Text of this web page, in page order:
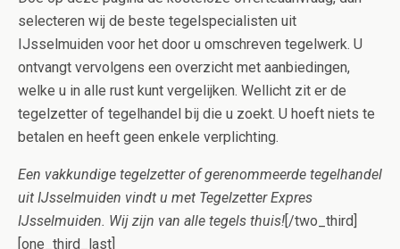
selecteren wij de beste tegelspecialisten uit
IJsselmuiden voor het door u omschreven tegelwerk. U
ontvangt vervolgens een overzicht met aanbiedingen,
welke u in alle rust kunt vergelijken. Wellicht zit er de
tegelzetter of tegelhandel bij die u zoekt. U hoeft niets te
betalen en heeft geen enkele verplichting.
Een vakkundige tegelzetter of gerenommeerde tegelhandel
uit IJsselmuiden vindt u met Tegelzetter Expres
IJsselmuiden. Wij zijn van alle tegels thuis![/two_third]
[one_third_last]